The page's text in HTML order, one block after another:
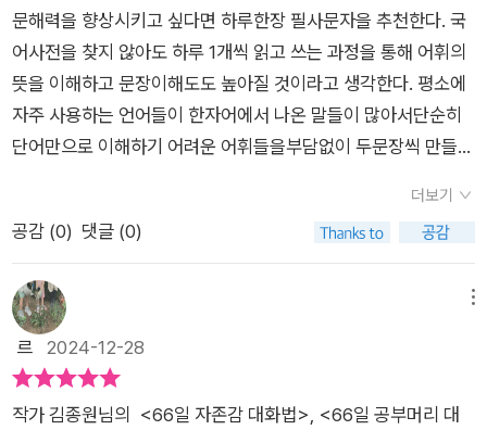
표현력이 많이 자라지 않을까? 날짜별 내용을 공유하면 아래와
같다.도전할 수 있는 강한 용기와 과정을 버틸 수 있는 인내심이
있다면, 나는 나 자신에게 무수히 많은 기회를 선물할 수 있어요.
자신의 가치는 스스로 정하는 거에요. 어떤 마음과 태도로 하루를
사느냐에 따라서 나의 가치는 얼마든지 달라질 수 있어요. 이제부
에요.저자는 지난 20년 간의 치열한 연구와 실천을 통해 아이들
이 따라 쓰는 문장은 곧 아이의 말이 되고 세상이 된다는 사실을
깨달았다고 한다. 무엇보다 꾸준함이 변화를 이끌어 올 것이기에
잊지 않고 매일 넘기며 아이가 일력을 잘 활용할 수 있도록 돕는
것이 부모의 몫인 것 같다. 우리집 초등 4학년 아이도 얼마 전부
터 필사를 하고 있는데 방심하면 잊고 지나치기 쉬워서 잘 보이는
만들어졌다는 것! 예비초등학생으로 이제 막 한글떼기를 하고혼
자서 읽으려고 하는데 너무 길거나 아이의 일상에 밀접하지 않은
내용이라면금방 지겨워졌을거예요. 그런데 이 책은 전혀 그렇지
하고 하루에 한 장 , 가벼운 마음으로 처음에는 눈으로 보고 소리
내어읽어 본 다음에 아이가 좋아하는 노트에 필사 하고 그러면서
다시 한번 마음에 새길 수 있도록 했어요. 그러면서 단어 반복적
으로 보고 익히게 되고 자연스럽게글쓰기 연습 까지 함께 할 수
문해력을 향상시키고 싶다면 하루한장 필사문자을 추천한다. 국
어사전을 찾지 않아도 하루 1개씩 읽고 쓰는 과정을 통해 어휘의
뜻을 이해하고 문장이해도도 높아질 것이라고 생각한다. ​평소에
자주 사용하는 언어들이 한자어에서 나온 말들이 많아서단순히
단어만으로 이해하기 어려운 어휘들을부담없이 두문장씩 만들어
수 있다. ​- 오늘의 단어1. '할당'의 뜻 : 몫을 갈라 나눔 2. 문장1 :
'나한테 할당된 숙제가 너무 많아!'3. 문장2 : '식사 할당량이 너무
많아서 먹을 수가 없었어.'​- 필사하기1. 나는 내 건강을 위해 할당
된 식사를 거부하거나 불평하지 않고 즐겁게 먹어요2. 처음 보는
반찬도 있을 수 있지만 모두 내게 필요한 영양분이 있는 반찬이니
좋은 마음으로 초대하듯 입에 넣죠.​생활에서 필요한 긍정적이고
더보기
공감 (0) 댓글 (0)
르 2024-12-28
작가 김종원님의 <66일 자존감 대화법>, <66일 공부머리 대